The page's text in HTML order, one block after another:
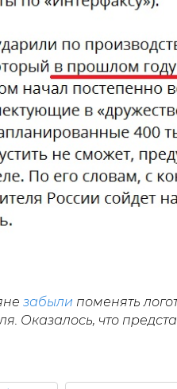
забыли поменять
Оказалось, что